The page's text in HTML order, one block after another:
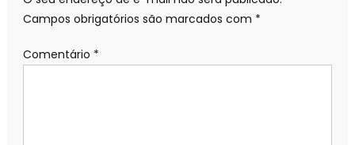
Campos obrigatórios são marcados com *
Comentário *